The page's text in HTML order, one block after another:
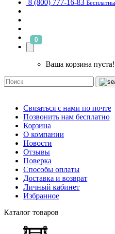
8 (800) 777-16-83
0
Ваша корзина пуста!
Связаться с нами по почте
Позвонить нам бесплатно
Корзина
О компании
Новости
Отзывы
Поверка
Способы оплаты
Доставка и возврат
Личный кабинет
Избранное
Каталог товаров